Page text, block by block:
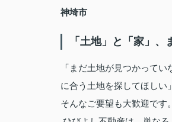
神埼市
「土地」と「家」
「まだ土地が見つかって
に合う土地を探してほしい」
そんなご要望も大歓迎です。